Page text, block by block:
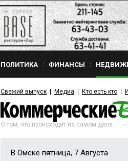
ПОЛИТИКА ФИНАНСЫ
Свежий выпуск Медиа Кто есть кто
О том, что происходит на самом деле
В Омске пятница, 7 Августа